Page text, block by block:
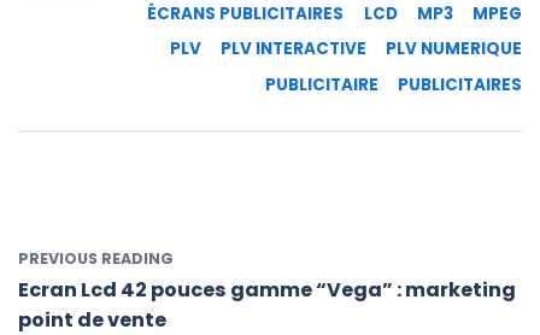
ÉCRANS PUBLICITAIRES
LCD MP3
MPEG
PLV
PLV INTERACTIVE
PLV NUMERIQUE
PUBLICITAIRE
PUBLICITAIRES
PREVIOUS READING
Ecran Lcd 42 pouces gamme “Vega” : marketing
point de vente